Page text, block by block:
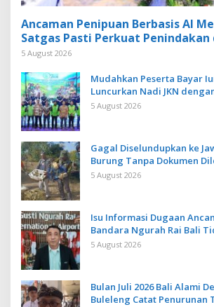
Ancaman Penipuan Berbasis AI
Satgas Pasti Perkuat Penindakan
Pengembangan Aplikasi Anti
5 August 2026
Mudahkan Peserta Bayar
Luncurkan Nadi JKN
Menabung
5 August 2026
Gagal Diselundupkan ke
Burung Tanpa Dokumen
Cegah Ancaman Penyakit
5 August 2026
Isu Informasi Dugaan
Bandara Ngurah Rai Bali
Operasional Penerbangan
5 August 2026
Bulan Juli 2026 Bali Alami Deflasi -0,51
Buleleng Catat Penurunan